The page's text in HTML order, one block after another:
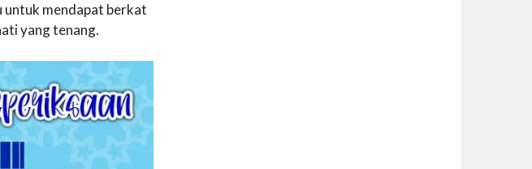
untuk mendapat berkat
yang tenang.